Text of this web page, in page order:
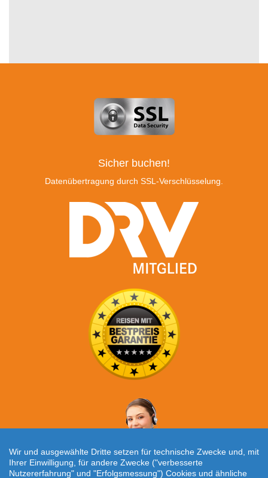
Sicher buchen!
Datenübertragung durch SSL-Verschlüsselung.
Wir und ausgewählte Dritte setzen für technische Zwecke und, mit
Ihrer Einwilligung, für andere Zwecke ("verbesserte
Nutzererfahrung" und "Erfolgsmessung") Cookies und ähnliche